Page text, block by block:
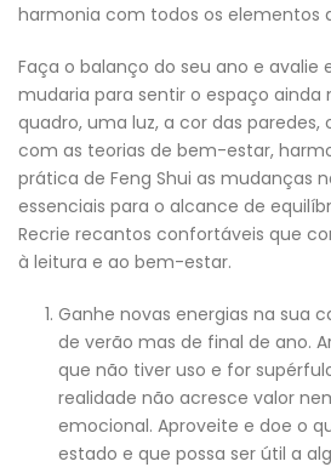
harmonia com todos os elementos
Faça o balanço do seu ano e avalie
mudaria para sentir o espaço
quadro, uma luz, a cor das paredes,
com as teorias de bem-estar,
prática de Feng Shui as mudanças
essenciais para o alcance de
Recrie recantos confortáveis que
à leitura e ao bem-estar.
Ganhe novas energias na sua
de verão mas de final de ano.
que não tiver uso e for
realidade não acresce valor
emocional. Aproveite e doe o
estado e que possa ser útil a